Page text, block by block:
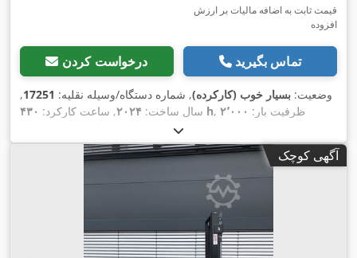
قیمت ثابت به اضافه مالیات بر ارزش
افزوده
درخواست کردن تماس بگیرید
وضعیت: بسیار خوب (کارکرده), شماره دستگاه/وسیله نقلیه: 17251
,
سال ساخت: ۲۰۲۴, ساعت کارکرد: ۴۳۰ h , ظرفیت بار: ۲٬۰۰۰
۴٬۷۳۰ میلی‌متر
میلی‌متر, مرکز ثقل بار:۵۰۰ میلی‌متر , نوع سوخت:دیزل, نوع دکل:
تریپلکس , ارتفاع سازه:۲٬۱۹۰ میلی‌متر , طول شاخک‌ها:
, اندازه لاستیک جلو: 7.00-15 5.50
آگهی کوچک